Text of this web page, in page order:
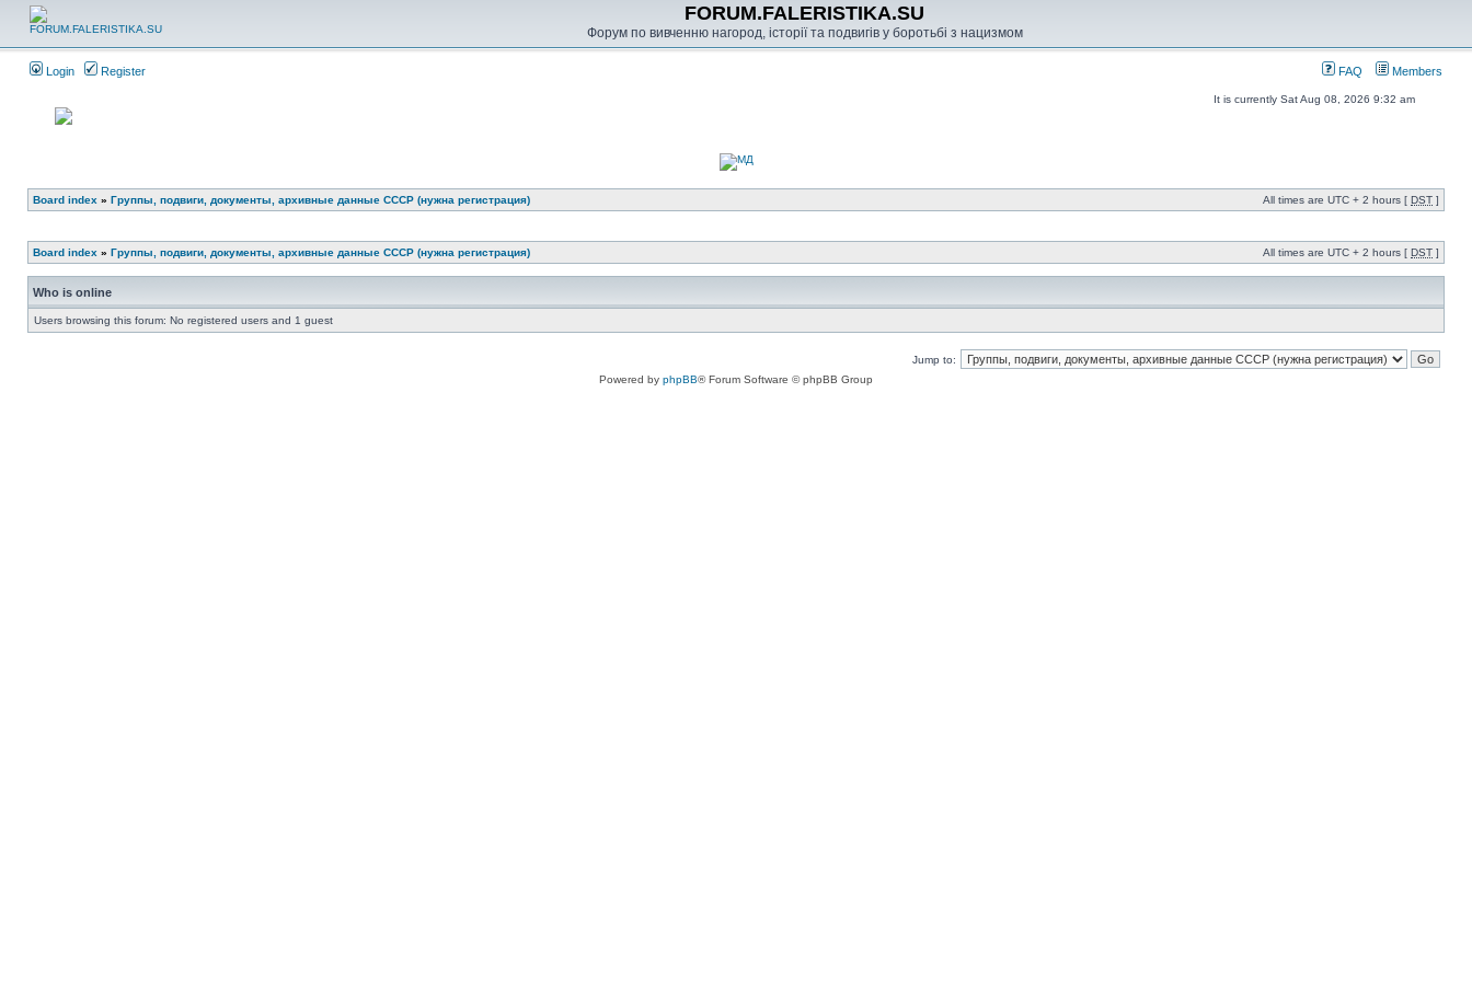
FORUM.FALERISTIKA.SU
Форум по вивченню нагород, історії та подвигів у боротьбі з нацизмом
Login Register FAQ Members
It is currently Sat Aug 08, 2026 9:32 am
Board index » Группы, подвиги, документы, архивные данные СССР (нужна регистрация) All times are UTC + 2 hours [ DST ]
Board index » Группы, подвиги, документы, архивные данные СССР (нужна регистрация) All times are UTC + 2 hours [ DST ]
Who is online
Users browsing this forum: No registered users and 1 guest
Jump to:
Powered by phpBB® Forum Software © phpBB Group